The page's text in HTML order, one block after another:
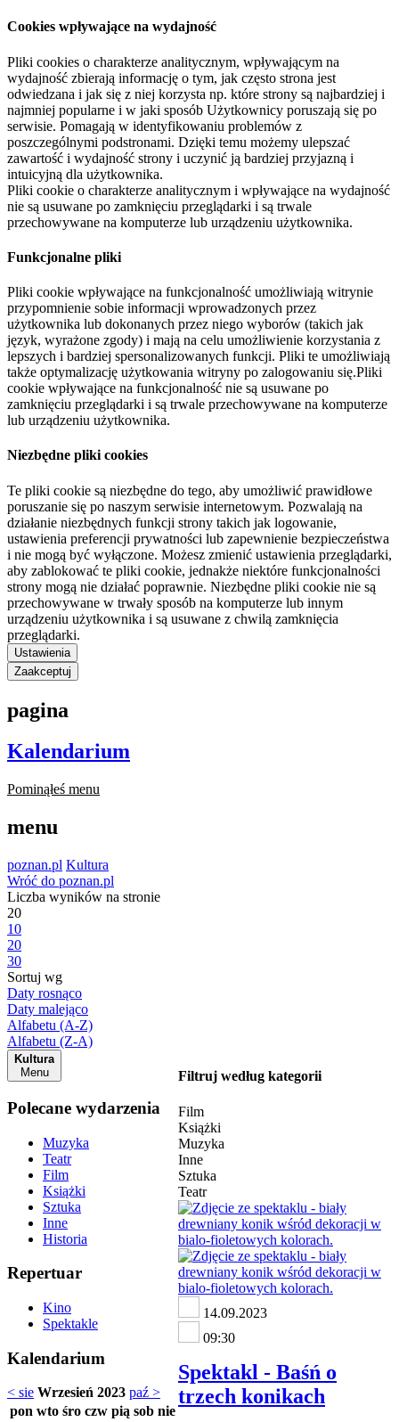
Cookies wpływające na wydajność
Pliki cookies o charakterze analitycznym, wpływającym na
wydajność zbierają informację o tym, jak często strona jest
odwiedzana i jak się z niej korzysta np. które strony są najbardziej i
najmniej popularne i w jaki sposób Użytkownicy poruszają się po
serwisie. Pomagają w identyfikowaniu problemów z
poszczególnymi podstronami. Dzięki temu możemy ulepszać
zawartość i wydajność strony i uczynić ją bardziej przyjazną i
intuicyjną dla użytkownika.
Pliki cookie o charakterze analitycznym i wpływające na wydajność
nie są usuwane po zamknięciu przeglądarki i są trwale
przechowywane na komputerze lub urządzeniu użytkownika.
Funkcjonalne pliki
Pliki cookie wpływające na funkcjonalność umożliwiają witrynie
przypomnienie sobie informacji wprowadzonych przez
użytkownika lub dokonanych przez niego wyborów (takich jak
język, wyrażone zgody) i mają na celu umożliwienie korzystania z
lepszych i bardziej spersonalizowanych funkcji. Pliki te umożliwiają
także optymalizację użytkowania witryny po zalogowaniu się.Pliki
cookie wpływające na funkcjonalność nie są usuwane po
zamknięciu przeglądarki i są trwale przechowywane na komputerze
lub urządzeniu użytkownika.
Niezbędne pliki cookies
Te pliki cookie są niezbędne do tego, aby umożliwić prawidłowe
poruszanie się po naszym serwisie internetowym. Pozwalają na
działanie niezbędnych funkcji strony takich jak logowanie,
ustawienia preferencji prywatności lub zapewnienie bezpieczeństwa
i nie mogą być wyłączone. Możesz zmienić ustawienia przeglądarki,
aby zablokować te pliki cookie, jednakże niektóre funkcjonalności
strony mogą nie działać poprawnie. Niezbędne pliki cookie nie są
przechowywane w trwały sposób na komputerze lub innym
urządzeniu użytkownika i są usuwane z chwilą zamknięcia
przeglądarki.
Ustawienia
Zaakceptuj
pagina
Kalendarium
Pominąłeś menu
menu
poznan.pl Kultura
Wróć do poznan.pl
Liczba wyników na stronie
20
10
20
30
Sortuj wg
Daty rosnąco
Daty malejąco
Alfabetu (A-Z)
Alfabetu (Z-A)
Kultura
Menu
Polecane wydarzenia
Muzyka
Teatr
Film
Książki
Sztuka
Inne
Historia
Repertuar
Kino
Spektakle
Kalendarium
< sie Wrzesień 2023 paź >
pon wto śro czw pią sob nie
Filtruj według kategorii
Film
Książki
Muzyka
Inne
Sztuka
Teatr
14.09.2023
09:30
Spektakl - Baśń o
trzech konikach